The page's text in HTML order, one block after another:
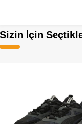
Sizin İçin